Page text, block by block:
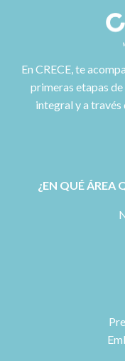
En CRECE, te
primeras etapas
integral y a través
¿EN QUÉ ÁREA